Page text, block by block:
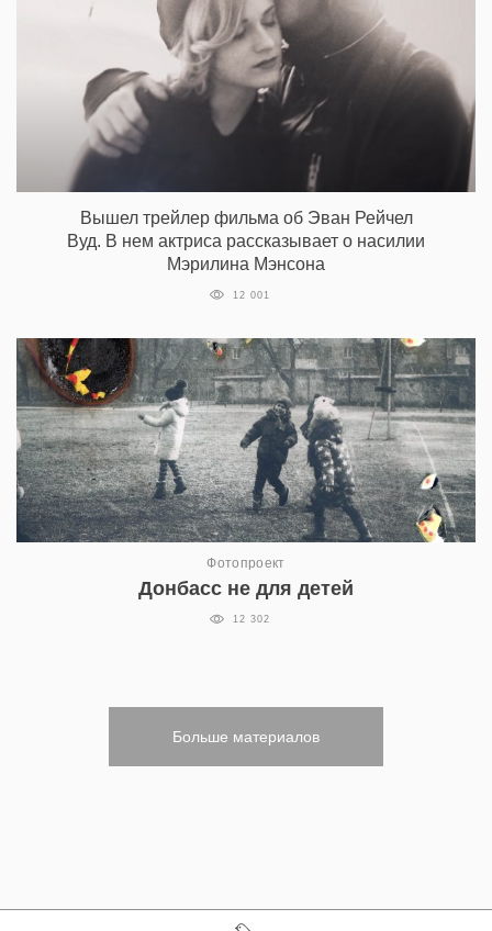
Вышел трейлер фильма об Эван Рейчел
Вуд. В нем актриса рассказывает о насилии
Мэрилина Мэнсона
12 001
Фотопроект
Донбасс не для детей
12 302
Больше материалов